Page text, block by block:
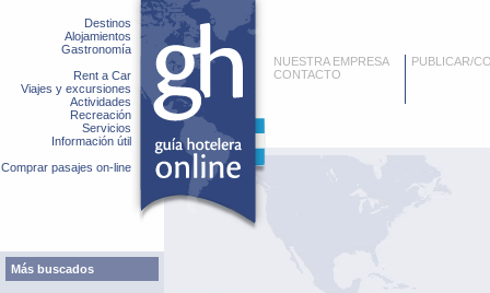
Destinos
Alojamientos
Gastronomía
Rent a Car
Viajes y excursiones
Actividades
Recreación
Servicios
Información útil
Comprar pasajes on-line
Más buscados
NUESTRA EMPRESA
CONTACTO
PUBLICAR/